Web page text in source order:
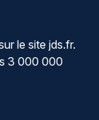
le site jds.fr.
3 000 000